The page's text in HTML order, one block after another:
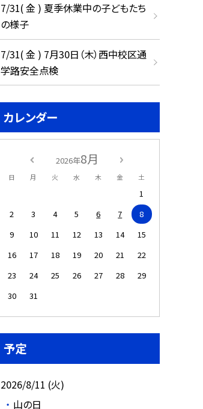
7/31( 金 ) 夏季休業中の子どもたち
の様子
7/31( 金 ) 7月30日（木）西中校区通
学路安全点検
カレンダー
2026年8月
日 月 火 水 木 金 土
1
2
3 4 5 6 7
8
9
10 11 12 13 14
15
16
17 18 19 20 21
22
23
24 25 26 27 28
29
30
31
予定
2026/8/11 (火)
山の日